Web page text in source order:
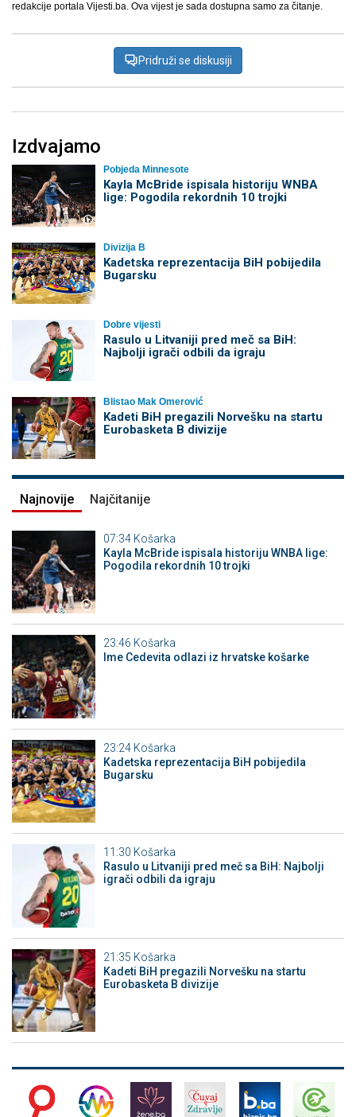
redakcije portala Vijesti.ba. Ova vijest je sada dostupna samo za čitanje.
Pridruži se diskusiji
Izdvajamo
Pobjeda Minnesote
Kayla McBride ispisala historiju WNBA
lige: Pogodila rekordnih 10 trojki
Divizija B
Kadetska reprezentacija BiH pobijedila
Bugarsku
Dobre vijesti
Rasulo u Litvaniji pred meč sa BiH:
Najbolji igrači odbili da igraju
Blistao Mak Omerović
Kadeti BiH pregazili Norvešku na startu
Eurobasketa B divizije
Najnovije Najčitanije
07:34 Košarka
Kayla McBride ispisala historiju WNBA lige:
Pogodila rekordnih 10 trojki
23:46 Košarka
Ime Cedevita odlazi iz hrvatske košarke
23:24 Košarka
Kadetska reprezentacija BiH pobijedila
Bugarsku
11:30 Košarka
Rasulo u Litvaniji pred meč sa BiH: Najbolji
igrači odbili da igraju
21:35 Košarka
Kadeti BiH pregazili Norvešku na startu
Eurobasketa B divizije